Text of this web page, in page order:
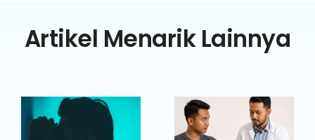
Artikel Menarik Lainnya